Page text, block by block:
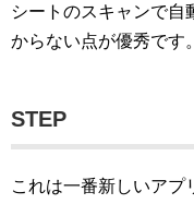
シートのスキャンで自
からない点が優秀です。
STEP
これは一番新しいアプ